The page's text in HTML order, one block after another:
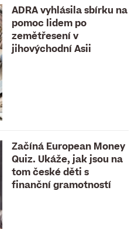
ADRA vyhlásila sbírku na
pomoc lidem po
zemětřesení v
jihovýchodní Asii
Začíná European Money
Quiz. Ukáže, jak jsou na
tom české děti s
finanční gramotností